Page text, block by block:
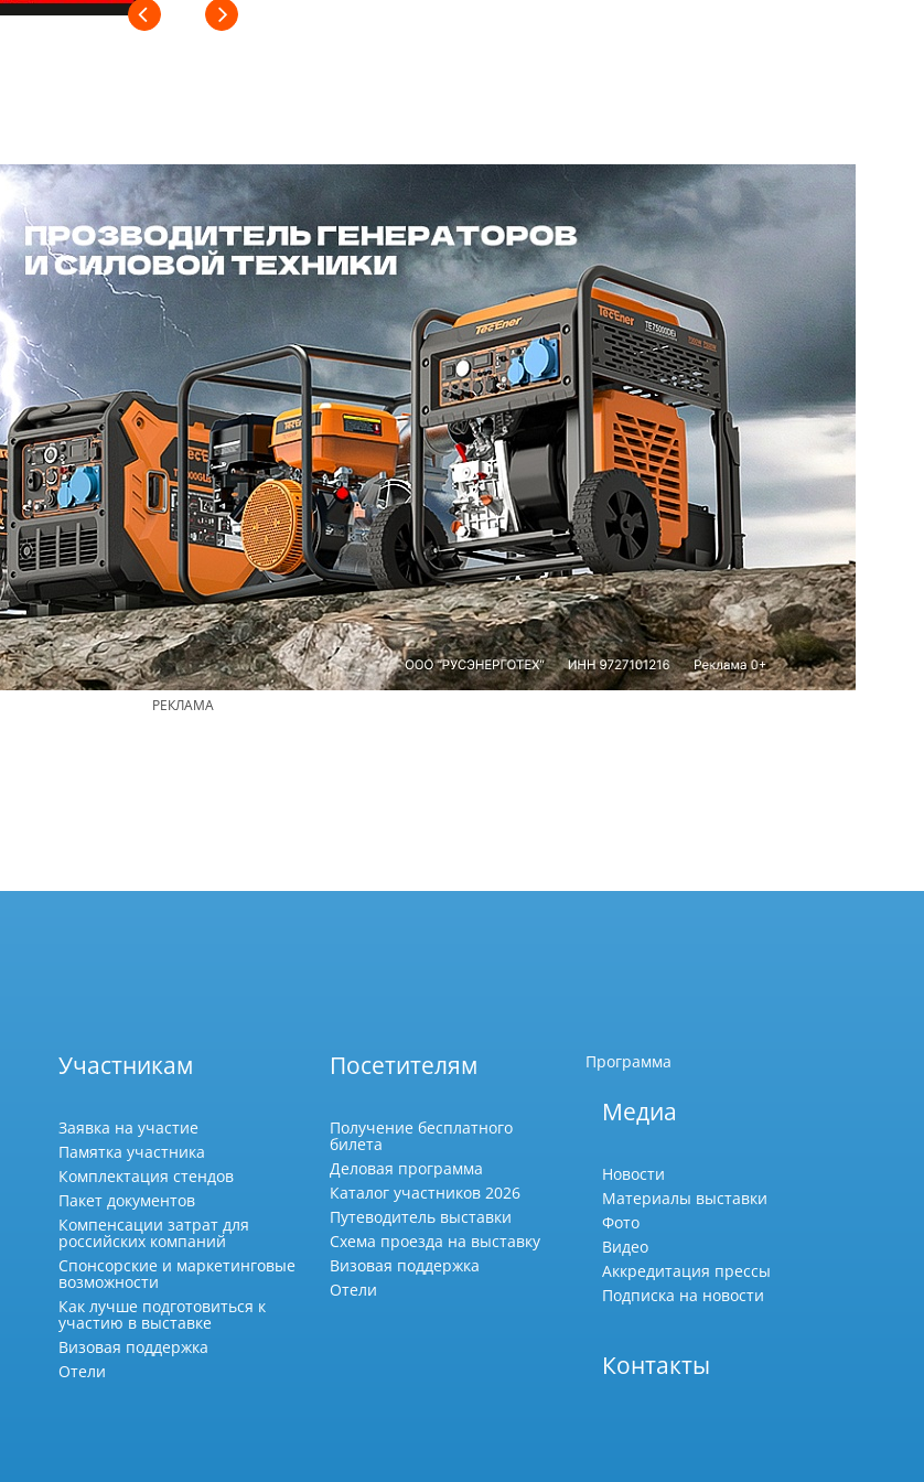
РЕКЛАМА
Участникам
Заявка на участие
Памятка участника
Комплектация стендов
Пакет документов
Компенсации затрат для
российских компаний
Спонсорские и маркетинговые
возможности
Как лучше подготовиться к
участию в выставке
Визовая поддержка
Отели
Посетителям
Получение бесплатного
билета
Деловая программа
Каталог участников 2026
Путеводитель выставки
Схема проезда на выставку
Визовая поддержка
Отели
Программа
Медиа
Новости
Материалы выставки
Фото
Видео
Аккредитация прессы
Подписка на новости
Контакты